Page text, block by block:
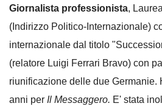
Giornalista professionista,
(Indirizzo Politico-Internazionale)
internazionale dal titolo
(relatore Luigi Ferrari Bravo) con
riunificazione delle due Germanie.
anni per Il Messaggero. E' stata